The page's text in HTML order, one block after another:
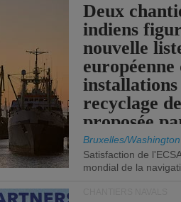
Deux
indiens
nouvelle
européenne
installations
recyclage
proposée
Bruxelles/Washington
Satisfaction de
mondial de la